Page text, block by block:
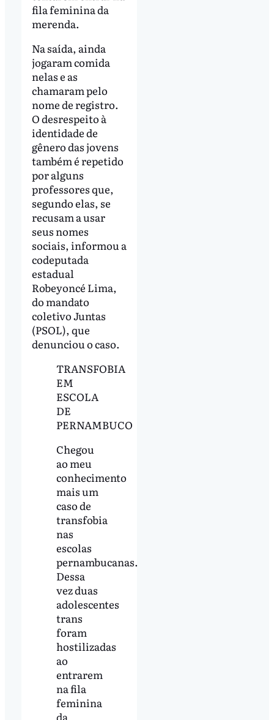
fila feminina da
merenda.
Na saída, ainda
jogaram comida
nelas e as
chamaram pelo
nome de registro.
O desrespeito à
identidade de
gênero das jovens
também é repetido
por alguns
professores que,
segundo elas, se
recusam a usar
seus nomes
sociais, informou a
codeputada
estadual
Robeyoncé Lima,
do mandato
coletivo Juntas
(PSOL), que
denunciou o caso.
TRANSFOBIA
EM
ESCOLA
DE
PERNAMBUCO
Chegou
ao meu
conhecimento
mais um
caso de
transfobia
nas
escolas
pernambucanas.
Dessa
vez duas
adolescentes
trans
foram
hostilizadas
ao
entrarem
na fila
feminina
da